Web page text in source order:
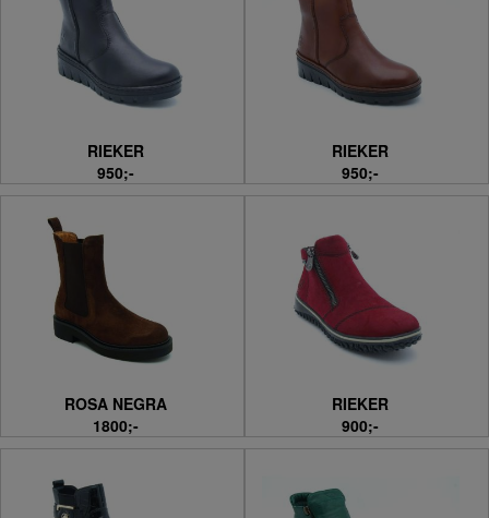
RIEKER
950;-
RIEKER
950;-
ROSA NEGRA
1800;-
RIEKER
900;-